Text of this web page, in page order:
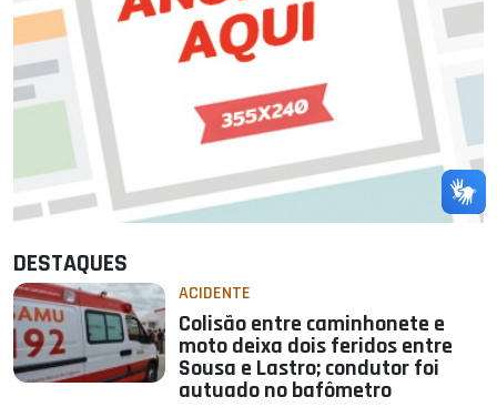
DESTAQUES
ACIDENTE
Colisão entre caminhonete e
moto deixa dois feridos entre
Sousa e Lastro; condutor foi
autuado no bafômetro